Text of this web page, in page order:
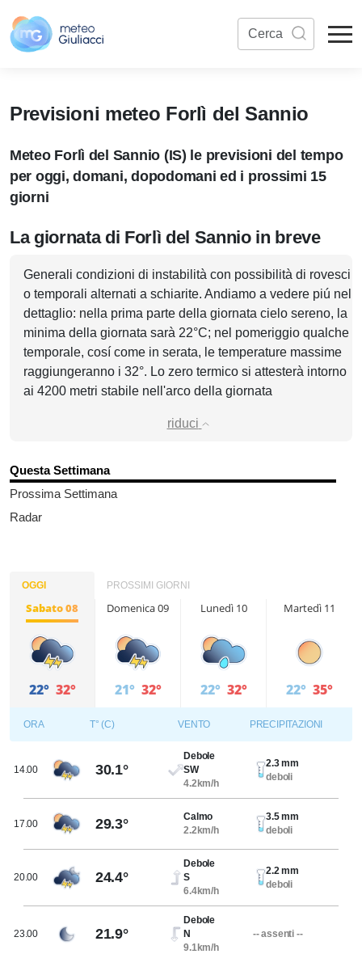
Previsioni meteo Forlì del Sannio
Meteo Forlì del Sannio (IS) le previsioni del tempo
per oggi, domani, dopodomani ed i prossimi 15
giorni
La giornata di Forlì del Sannio in breve
Generali condizioni di instabilità con possibilità di rovesci
o temporali alternati a schiarite. Andiamo a vedere piú nel
dettaglio: nella prima parte della giornata cielo sereno, la
minima della giornata sarà 22°C; nel pomeriggio qualche
temporale, cosí come in serata, le temperature massime
raggiungeranno i 32°. Lo zero termico si attesterà intorno
ai 4200 metri stabile nell'arco della giornata
riduci
Questa Settimana
Prossima Settimana
Radar
OGGI PROSSIMI GIORNI
Sabato 08
22° 32°
Domenica 09
21° 32°
Lunedì 10
22° 32°
Martedì 11
22° 35°
ORA T° (C) VENTO PRECIPITAZIONI
14.00 30.1°
Debole
SW
4.2km/h
2.3 mm
deboli
17.00 29.3°
Calmo
2.2km/h
3.5 mm
deboli
20.00 24.4°
Debole
S
6.4km/h
2.2 mm
deboli
23.00 21.9°
Debole
N
9.1km/h
-- assenti --